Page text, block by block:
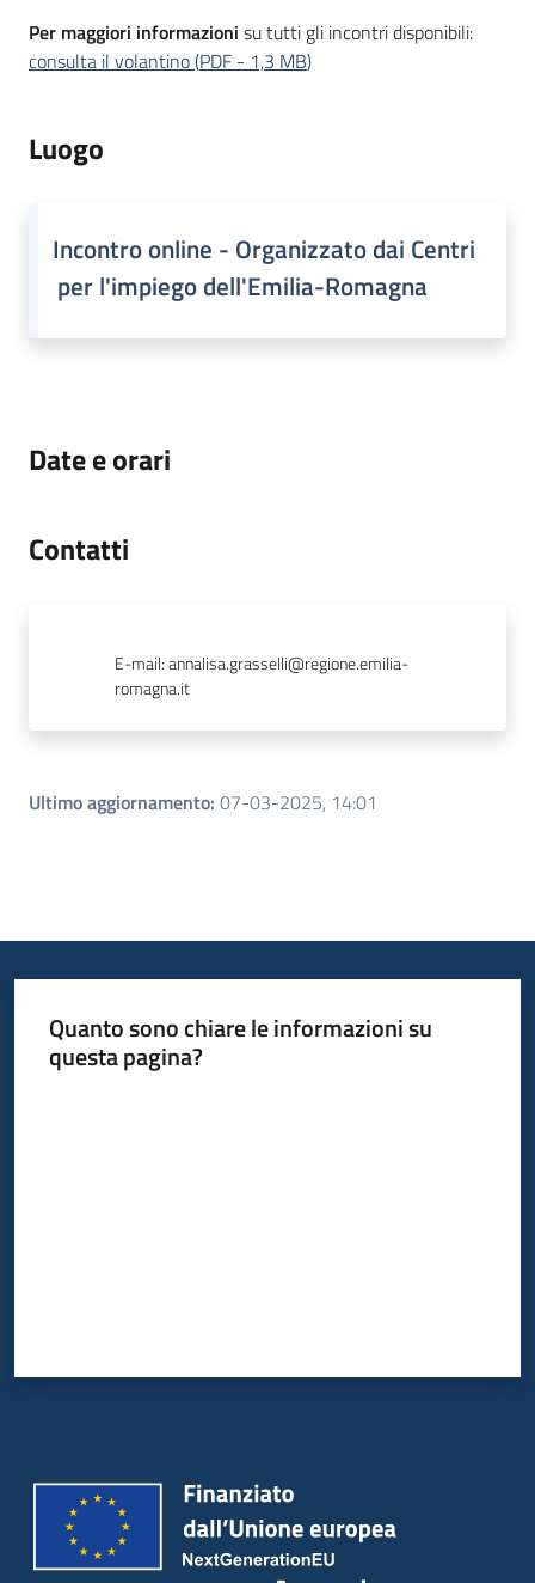
Per maggiori informazioni su tutti gli incontri disponibili:
consulta il volantino(PDF - 1,3 MB)
Luogo
Incontro online - Organizzato dai Centri
per l'impiego dell'Emilia-Romagna
Date e orari
Contatti
E-mail:annalisa.grasselli@regione.emilia-
romagna.it
Ultimo aggiornamento: 07-03-2025, 14:01
Quanto sono chiare le informazioni su
questa pagina?